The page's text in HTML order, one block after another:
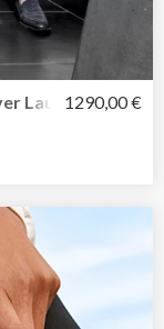
Lautsprecher
1290,00 €